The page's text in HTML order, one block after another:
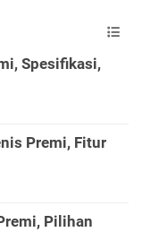
Spesifikasi,
Premi, Fitur
Pilihan